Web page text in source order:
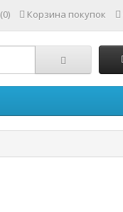
Корзина покупок